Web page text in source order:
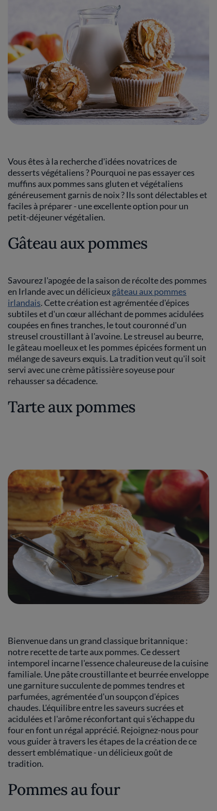
Vous êtes à la recherche d'idées novatrices de
desserts végétaliens ? Pourquoi ne pas essayer ces
muffins aux pommes sans gluten et végétaliens
généreusement garnis de noix ? Ils sont délectables et
faciles à préparer - une excellente option pour un
petit-déjeuner végétalien.
Gâteau aux pommes
Savourez l'apogée de la saison de récolte des pommes
en Irlande avec un délicieuxgâteau aux pommes
irlandais. Cette création est agrémentée d'épices
subtiles et d'un cœur alléchant de pommes acidulées
coupées en fines tranches, le tout couronné d'un
streusel croustillant à l'avoine. Le streusel au beurre,
le gâteau moelleux et les pommes épicées forment un
mélange de saveurs exquis. La tradition veut qu'il soit
servi avec une crème pâtissière soyeuse pour
rehausser sa décadence.
Tarte aux pommes
Bienvenue dans un grand classique britannique :
notre recette de tarte aux pommes. Ce dessert
intemporel incarne l'essence chaleureuse de la cuisine
familiale. Une pâte croustillante et beurrée enveloppe
une garniture succulente de pommes tendres et
parfumées, agrémentée d'un soupçon d'épices
chaudes. L'équilibre entre les saveurs sucrées et
acidulées et l'arôme réconfortant qui s'échappe du
four en font un régal apprécié. Rejoignez-nous pour
vous guider à travers les étapes de la création de ce
dessert emblématique - un délicieux goût de
tradition.
Pommes au four